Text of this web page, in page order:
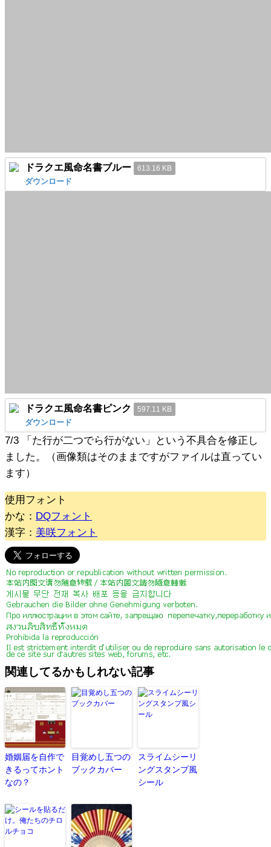
ドラクエ風命名書ブルー 613.16 KB
ダウンロード
ドラクエ風命名書ピンク 597.11 KB
ダウンロード
7/3 「た行が二つでら行がない」という不具合を修正し
ました。（画像類はそのままですがファイルは直ってい
ます）
使用フォント
かな： DQフォント
漢字： 美咲フォント
関連してるかもしれない記事
婚姻届を自作で
きるってホント
なの？
目覚めし五つの
ブックカバー
スライムシーリ
ングスタンプ風
シール